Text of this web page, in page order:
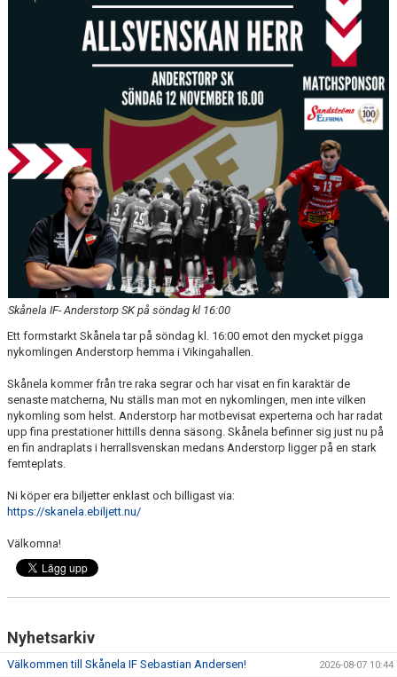
KONTAKT LAG
DOMARE/FUNKTIONÄRER
LÄNKAR
KORTPLANSSPELEN
Skånela IF- Anderstorp SK på söndag kl 16:00
Ett formstarkt Skånela tar på söndag kl. 16:00 emot den mycket pigga
nykomlingen Anderstorp hemma i Vikingahallen.
Skånela kommer från tre raka segrar och har visat en fin karaktär de
senaste matcherna, Nu ställs man mot en nykomlingen, men inte vilken
nykomling som helst. Anderstorp har motbevisat experterna och har radat
upp fina prestationer hittills denna säsong. Skånela befinner sig just nu på
en fin andraplats i herrallsvenskan medans Anderstorp ligger på en stark
femteplats.
Ni köper era biljetter enklast och billigast via:
https://skanela.ebiljett.nu/
Välkomna!
Nyhetsarkiv
Välkommen till Skånela IF Sebastian Andersen! 2026-08-07 10:44